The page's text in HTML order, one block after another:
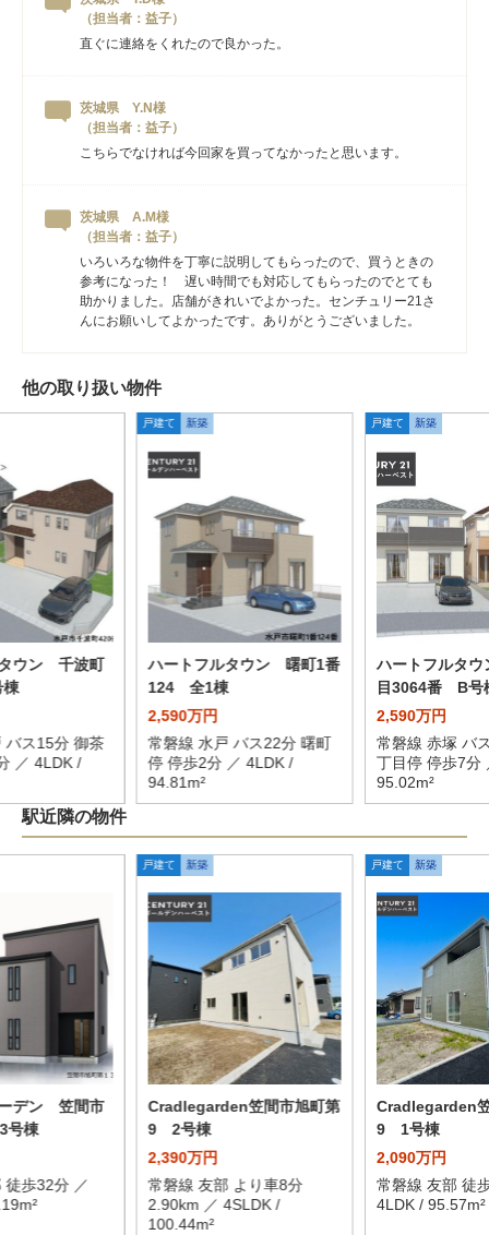
（担当者：益子）
直ぐに連絡をくれたので良かった。
茨城県 Y.N様
（担当者：益子）
こちらでなければ今回家を買ってなかったと思います。
茨城県 A.M様
（担当者：益子）
いろいろな物件を丁寧に説明してもらったので、買うときの
参考になった！ 遅い時間でも対応してもらったのでとても
助かりました。店舗がきれいでよかった。センチュリー21さ
んにお願いしてよかったです。ありがとうございました。
他の取り扱い物件
ウン 千波町
バス15分 御茶
／ 4LDK /
戸建て 新築
ハートフルタウン 曙町1番
124 全1棟
2,590万円
常磐線 水戸 バス22分 曙町
停 停歩2分 ／ 4LDK /
94.81m²
戸建て 新築
ハートフルタ
目3064番 B号
2,590万円
常磐線 赤塚 バ
丁目停 停歩7分
95.02m²
駅近隣の物件
デン 笠間市
号棟
徒歩32分 ／
戸建て 新築
Cradlegarden笠間市旭町第
9 2号棟
2,390万円
常磐線 友部 より車8分
2.90km ／ 4SLDK /
100.44m²
戸建て 新築
Cradlegarden
9 1号棟
2,090万円
常磐線 友部 徒
4LDK / 95.57m²